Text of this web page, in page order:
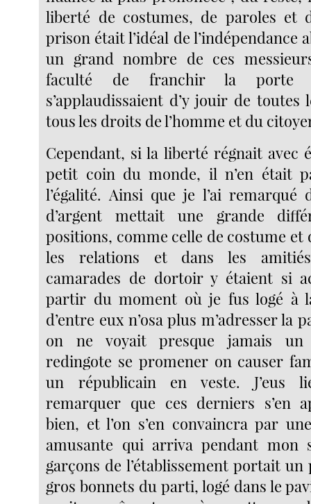
liberté de costumes, de paroles et
prison était l’idéal de l’indépendance
un grand nombre de ces
faculté de franchir la porte
s’applaudissaient d’y jouir de
tous les droits de l’homme et du
Cependant, si la liberté régnait avec
petit coin du monde, il n’en était
l’égalité. Ainsi que je l’ai remarqué
d’argent mettait une grande
positions, comme celle de costume et
les relations et dans les
camarades de dortoir y étaient si
partir du moment où je fus logé à
d’entre eux n’osa plus m’adresser la
on ne voyait presque jamais un
redingote se promener on causer
un républicain en veste. J’eus
remarquer que ces derniers s’en
bien, et l’on s’en convaincra par
amusante qui arriva pendant mon
garçons de l’établissement portait un
gros bonnets du parti, logé dans le